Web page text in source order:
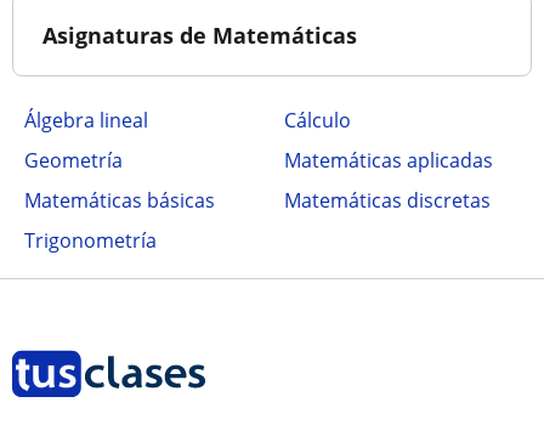
Asignaturas de Matemáticas
Álgebra lineal
Cálculo
Geometría
Matemáticas aplicadas
Matemáticas básicas
Matemáticas discretas
Trigonometría